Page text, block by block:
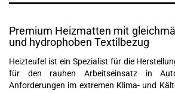
Premium Heizmatten mit
und hydrophoben Textilbezug
Heizteufel ist ein Spezialist für die
für den rauhen Arbeitseinsatz in
Anforderungen im extremen Klima- und